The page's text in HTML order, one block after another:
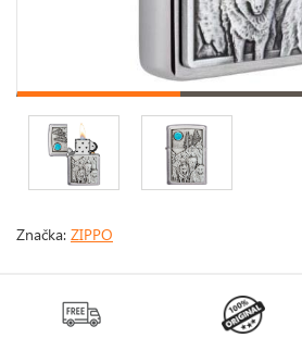
Značka: ZIPPO